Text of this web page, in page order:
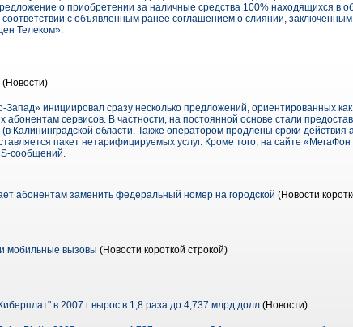
о приобретении за наличные средства 100% находящихся в
с объявленным ранее соглашением о слиянии,
Телеком».
(Новости)
инициировал сразу несколько предложений, ориентированных
абонентам сервисов. В частности, на постоянной основе стали
области. Также оператором продлены сроки действия
пакет нетарифицируемых услуг. Кроме того, на сайте
сообщений.
абонентам заменить федеральный номер на городской (Новости
мобильные вызовы (Новости короткой строкой)
в 2007 г вырос в 1,8 раза до 4,737 млрд долл (Новости)